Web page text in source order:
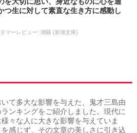
つ生に対して素直な生き方に感動し
マーレビュー: 潮騒 (新潮文庫)
て多大な影響を与えた、鬼才三島由
ンキングをご紹介しました。現代に
々な人に大きな影響を与えていま
感じず、その文章の美しさに引き込